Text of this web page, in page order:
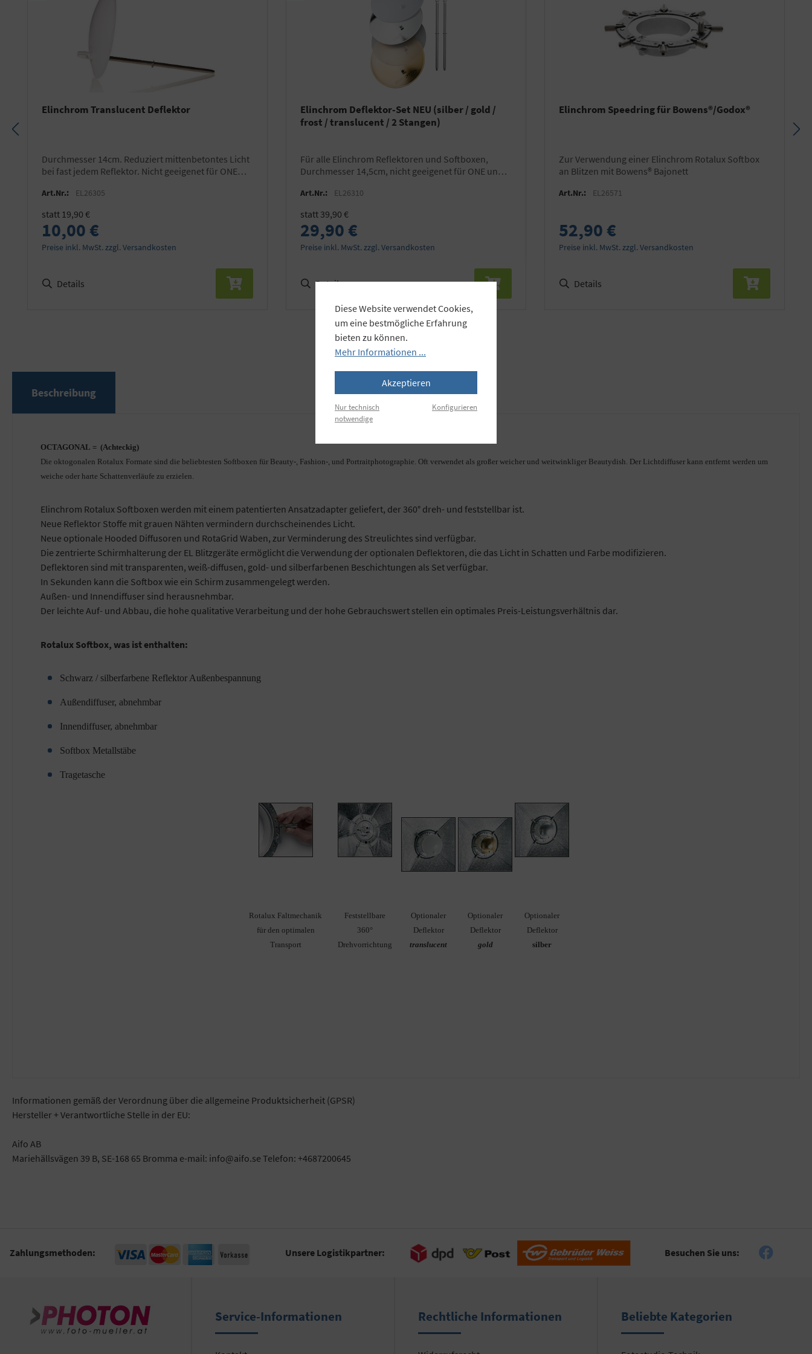
Elinchrom Translucent Deflektor
Durchmesser 14cm. Reduziert mittenbetontes Licht
bei fast jedem Reflektor. Nicht geeigenet für ONE
Art.Nr.: EL26305
statt 19,90 €
10,00 €
Preise inkl. MwSt. zzgl. Versandkosten
Details
Elinchrom Deflektor-Set NEU (silber / gold /
frost / translucent / 2 Stangen)
für alle Elinchrom Reflektoren und Softboxen,
Durchmesser 14,5cm, nicht geeigenet für ONE und
Art.Nr.: EL26310
statt 39,90 €
29,90 €
Preise inkl. MwSt. zzgl. Versandkosten
Details
Elinchrom Speedring für Bowens®/Godox®
zur Verwendung einer Elinchrom Rotalux Softbox
an Blitzen mit Bowens® Bajonett
Art.Nr.: EL26571
52,90 €
Preise inkl. MwSt. zzgl. Versandkosten
Details
Beschreibung
OCTAGONAL = (Achteckig)
Die oktogonalen Rotalux Formate sind die beliebtesten Softboxen für Beauty-, Fashion-, und Portraitphotographie. Oft verwendet als großer weicher und weitwinkliger Beautydish. Der Lichtdiffuser kann entfernt werden um
weiche oder harte Schattenverläufe zu erzielen.
Elinchrom Rotalux Softboxen werden mit einem patentierten Ansatzadapter geliefert, der 360° dreh- und feststellbar ist.
Neue Reflektor Stoffe mit grauen Nähten vermindern durchscheinendes Licht.
Neue optionale Hooded Diffusoren und RotaGrid Waben, zur Verminderung des Streulichtes sind verfügbar.
Die zentrierte Schirmhalterung der EL Blitzgeräte ermöglicht die Verwendung der optionalen Deflektoren, die das Licht in Schatten und Farbe modifizieren.
Deflektoren sind mit transparenten, weiß-diffusen, gold- und silberfarbenen Beschichtungen als Set verfügbar.
In Sekunden kann die Softbox wie ein Schirm zusammengelegt werden.
Außen- und Innendiffuser sind herausnehmbar.
Der leichte Auf- und Abbau, die hohe qualitative Verarbeitung und der hohe Gebrauchswert stellen ein optimales Preis-Leistungsverhältnis dar.
Rotalux Softbox, was ist enthalten:
Schwarz / silberfarbene Reflektor Außenbespannung
Außendiffuser, abnehmbar
Innendiffuser, abnehmbar
Softbox Metallstäbe
Tragetasche
Rotalux Faltmechanik
für den optimalen
Transport
Feststellbare
360°
Drehvorrichtung
Optionaler
Deflektor
translucent
Optionaler
Deflektor
gold
Optionaler
Deflektor
silber
Informationen gemäß der Verordnung über die allgemeine Produktsicherheit (GPSR)
Hersteller + Verantwortliche Stelle in der EU:
Aifo AB
Mariehällsvägen 39 B, SE-168 65 Bromma e-mail: info@aifo.se Telefon: +4687200645
Zahlungsmethoden: Unsere Logistikpartner: Besuchen Sie uns:
Service-Informationen Rechtliche Informationen Beliebte Kategorien
Diese Website verwendet Cookies,
um eine bestmögliche Erfahrung
bieten zu können.
Mehr Informationen ...
Akzeptieren
Nur technisch
notwendige
Konfigurieren